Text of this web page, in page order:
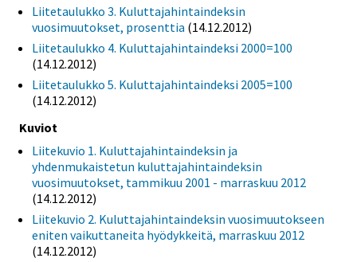
Liitetaulukko 3. Kuluttajahintaindeksin
vuosimuutokset, prosenttia (14.12.2012)
Liitetaulukko 4. Kuluttajahintaindeksi 2000=100
(14.12.2012)
Liitetaulukko 5. Kuluttajahintaindeksi 2005=100
(14.12.2012)
Kuviot
Liitekuvio 1. Kuluttajahintaindeksin ja
yhdenmukaistetun kuluttajahintaindeksin
vuosimuutokset, tammikuu 2001 - marraskuu 2012
(14.12.2012)
Liitekuvio 2. Kuluttajahintaindeksin vuosimuutokseen
eniten vaikuttaneita hyödykkeitä, marraskuu 2012
(14.12.2012)